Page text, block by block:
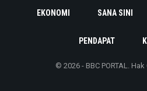
EKONOMI SANA SINI
PENDAPAT
© 2026 - BBC PORTAL. Hak